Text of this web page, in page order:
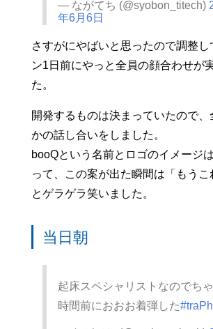
— ながてち (@syobon_titech)
年6月6日
さすがにやばいと思ったので調整し
ン1日前にやっと全員の顔合わせが
た。
開発するものは決まっていたので、
かの話し合いをしました。
booQという名前とロゴのイメージ
って、この案が出た瞬間は「もうこ
とゲラゲラ笑いました。
当日朝
起床スペシャリストなのでち
時間前におおお着弾した